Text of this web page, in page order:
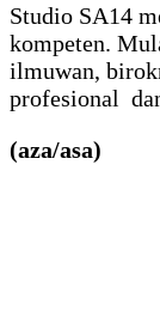
Studio SA14
kompeten.
ilmuwan,
profesional
(aza/asa)